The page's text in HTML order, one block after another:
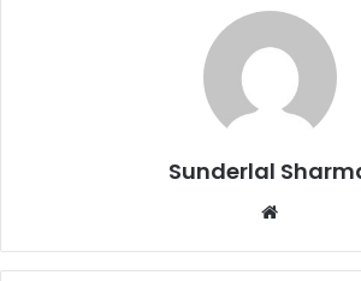
Sunderlal
Website